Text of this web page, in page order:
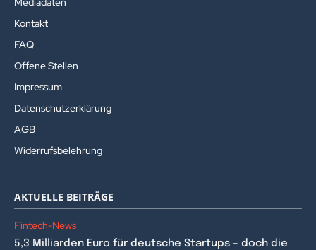
Kontakt
FAQ
Offene Stellen
Impressum
Datenschutzerklärung
AGB
Widerrufsbelehrung
AKTUELLE BEITRÄGE
Fintech-News
5,3 Milliarden Euro für deutsche Startups – doch die